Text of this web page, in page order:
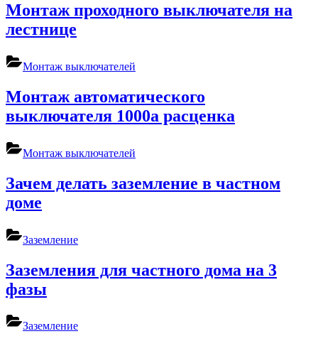
Монтаж проходного выключателя на
лестнице
Монтаж выключателей
Монтаж автоматического
выключателя 1000а расценка
Монтаж выключателей
Зачем делать заземление в частном
доме
Заземление
Заземления для частного дома на 3
фазы
Заземление